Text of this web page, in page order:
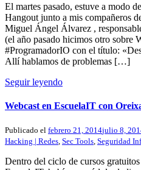
El martes pasado, estuve a modo
Hangout junto a mis compañeros
Miguel Ángel Álvarez ,
(el año pasado hicimos otro sobre
#ProgramadorIO con el título:
Allí hablamos de problemas […]
Seguir leyendo
Webcast en EscuelaIT con
Publicado el febrero 21, 2014julio 8,
Hacking | Redes, Sec Tools, Seguridad
Dentro del ciclo de cursos